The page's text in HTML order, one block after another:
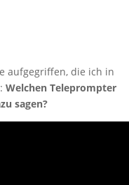
aufgegriffen, die ich in
Welchen Teleprompter
sagen?